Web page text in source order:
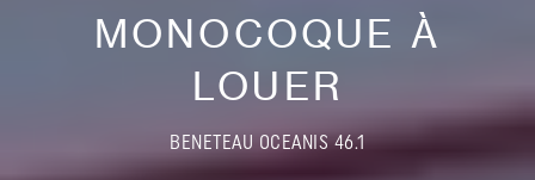
MONOCOQUE À
LOUER
BENETEAU OCEANIS 46.1